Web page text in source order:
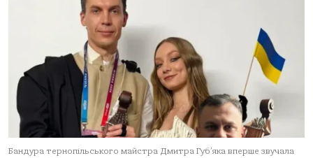
Бандура тернопільського майстра Дмитра Губ’яка вперше звучала